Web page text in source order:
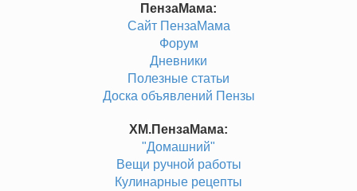
ПензаМама:
Сайт ПензаМама
Форум
Дневники
Полезные статьи
Доска объявлений Пензы
ХМ.ПензаМама:
"Домашний"
Вещи ручной работы
Кулинарные рецепты